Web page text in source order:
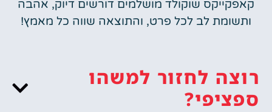
קאפקייקס שוקולד מושלמים דורשים דיוק, אהבה
ותשומת לב לכל פרט, והתוצאה שווה כל מאמץ!
רוצה לחזור למשהו
ספציפי?